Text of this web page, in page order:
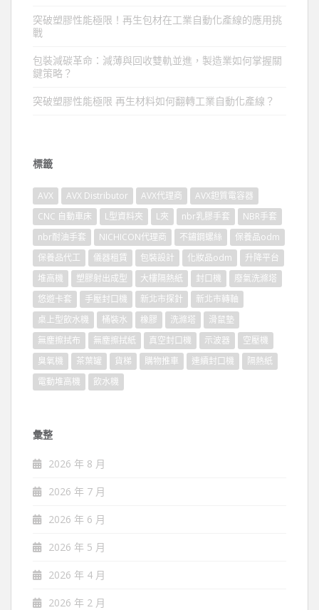
突破塑膠性能極限！再生包材在工業自動化產線的應用挑
戰
包裝減碳革命：減薄與回收雙軌並進，製造業如何掌握關
鍵策略？
突破塑膠性能極限 再生材料如何翻轉工業自動化產線？
標籤
AVX AVX Distributor AVX代理商
AVX鉭質電容器
CNC 自動車床
L型資料夾 L夾 nbr乳膠手套
NBR手套
nbr耐油手套
NICHICON代理商 不鏽鋼螺絲
保養品odm
保養品代工
儀器租賃 包裝設計 化妝品odm
升降平台
堆高機
塑膠射出成型 大樓隔熱紙 封口機
廢氣洗滌塔
悠遊卡套
手壓封口機 新北市探針
新北市轉軸
桌上型飲水機
桶裝水 橡膠 洗滌塔
滑鼠墊
無塵擦拭布
無塵擦拭紙 真空封口機 示波器
空壓機
臭氧機
茶葉罐 貨梯 購物推車 連續封口機
隔熱紙
電動堆高機
飲水機
彙整
2026 年 8 月
2026 年 7 月
2026 年 6 月
2026 年 5 月
2026 年 4 月
2026 年 2 月